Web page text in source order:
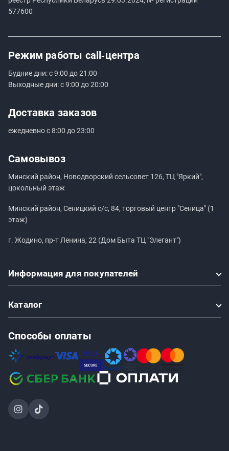
577600
Режим работы call‑центра
Будние дни: с 9:00 до 21:00
Выходные дни: с 9:00 до 20:00
Доставка заказов
ежедневно с 8:00 до 23:00
Самовывоз
Минский район, Новодворский сельсовет 126, ТЦ "Яркий",
цокольный этаж
Минский район, Сеницкий с/с, 84, торговый центр "Сеница" (1
этаж)
г. Жодино, пр-т Ленина, 22 (Дом Быта ТЦ "Элегант")
Информация для покупателей
Каталог
Способы оплаты